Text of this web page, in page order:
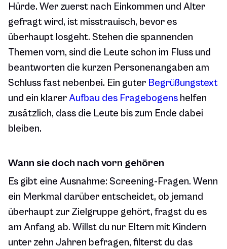
Hürde. Wer zuerst nach Einkommen und Alter
gefragt wird, ist misstrauisch, bevor es
überhaupt losgeht. Stehen die spannenden
Themen vorn, sind die Leute schon im Fluss und
beantworten die kurzen Personenangaben am
Schluss fast nebenbei. Ein guter Begrüßungstext
und ein klarerAufbau des Fragebogens helfen
zusätzlich, dass die Leute bis zum Ende dabei
bleiben.
Wann sie doch nach vorn gehören
Es gibt eine Ausnahme: Screening-Fragen. Wenn
ein Merkmal darüber entscheidet, ob jemand
überhaupt zur Zielgruppe gehört, fragst du es
am Anfang ab. Willst du nur Eltern mit Kindern
unter zehn Jahren befragen, filterst du das